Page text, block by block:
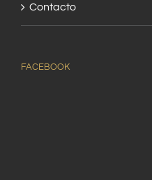
Contacto
FACEBOOK